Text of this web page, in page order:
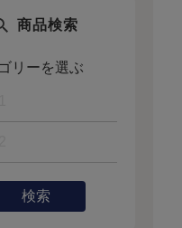
商品検索
検索